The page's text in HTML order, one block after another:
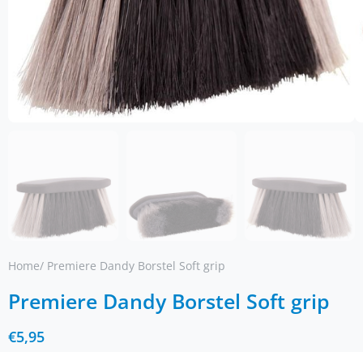
Home/ Premiere Dandy Borstel Soft grip
Premiere Dandy Borstel Soft grip
€5,95